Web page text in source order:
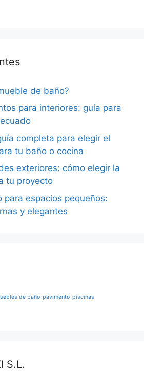
de baño?
para interiores: guía para
completa para elegir el
tu baño o cocina
exteriores: cómo elegir la
tu proyecto
para espacios pequeños:
y elegantes
de baño pavimento piscinas
S.L.